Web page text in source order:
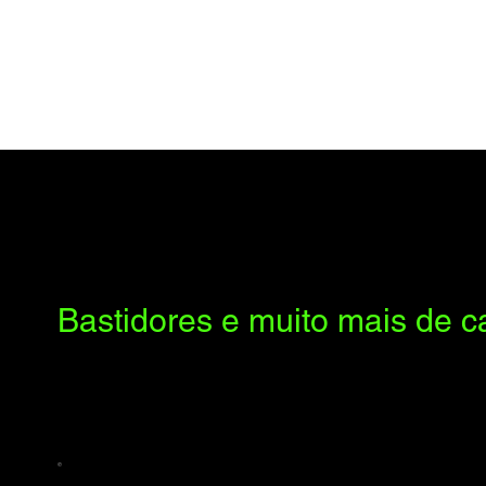
Bastidores e muito mais de